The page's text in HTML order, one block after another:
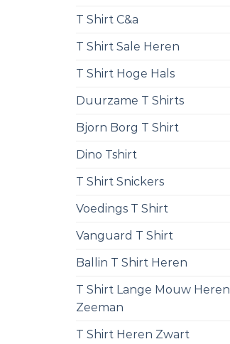
T Shirt C&a
T Shirt Sale Heren
T Shirt Hoge Hals
Duurzame T Shirts
Bjorn Borg T Shirt
Dino Tshirt
T Shirt Snickers
Voedings T Shirt
Vanguard T Shirt
Ballin T Shirt Heren
T Shirt Lange Mouw Heren
Zeeman
T Shirt Heren Zwart